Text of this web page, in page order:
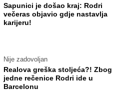
Sapunici je došao kraj: Rodri
večeras objavio gdje nastavlja
karijeru!
Nije zadovoljan
Realova greška stoljeća?! Zbog
jedne rečenice Rodri ide u
Barcelonu